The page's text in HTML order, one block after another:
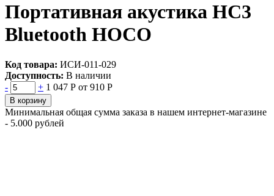
Портативная акустика HC3
Bluetooth HOCO
Код товара: ИСИ-011-029
Доступность: В наличии
-
+ 1 047 Р от 910 Р
В корзину
Минимальная общая сумма заказа в нашем интернет-магазине
- 5.000 рублей